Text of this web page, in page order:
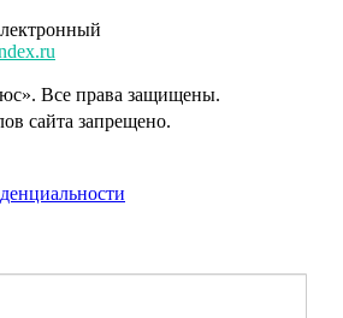
Все права защищены.
сайта запрещено.